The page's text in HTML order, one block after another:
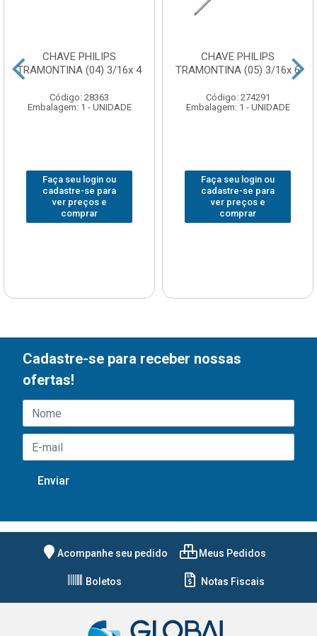
CHAVE PHILIPS
TRAMONTINA (04) 3/16x 4
Código: 28363
Embalagem: 1 - UNIDADE
Faça seu login ou
cadastre-se para
ver preços e
comprar
CHAVE PHILIPS
TRAMONTINA (05) 3/16x 6
Código: 274291
Embalagem: 1 - UNIDADE
Faça seu login ou
cadastre-se para
ver preços e
comprar
Cadastre-se para receber nossas
ofertas!
Acompanhe seu pedido Meus Pedidos
Boletos Notas Fiscais